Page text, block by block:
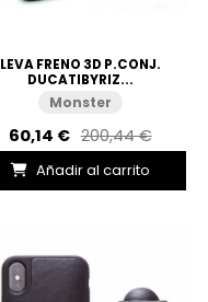
LEVA FRENO 3D P.CONJ.
DUCATIBYRIZ...
Monster
60,14 € 200,44 €
Añadir al carrito